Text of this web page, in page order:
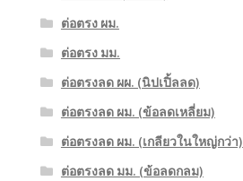
ต่อตรง ผม.
ต่อตรง มม.
ต่อตรงลด ผผ. (นิปเปิ้ลลด)
ต่อตรงลด ผม. (ข้อลดเหลี่ยม)
ต่อตรงลด ผม. (เกลียวในใหญ่กว่า)
ต่อตรงลด มม. (ข้อลดกลม)